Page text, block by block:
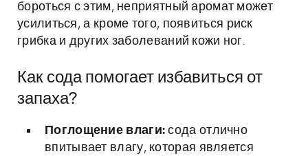
бороться с этим, неприятный аромат может
усилиться, а кроме того, появиться риск
грибка и других заболеваний кожи ног.
Как сода помогает избавиться от
запаха?
Поглощение влаги: сода отлично
впитывает влагу, которая является